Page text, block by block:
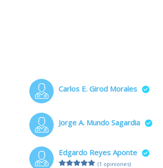
Carlos E. Girod Morales
Jorge A. Mundo Sagardia
Edgardo Reyes Aponte
(1 opiniones)